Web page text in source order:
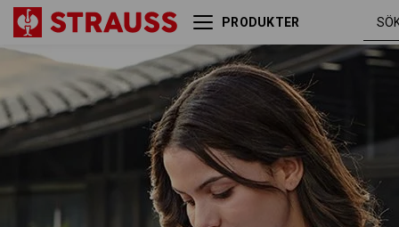
PRODUKTER
e.s. kockskjorta, dam vit